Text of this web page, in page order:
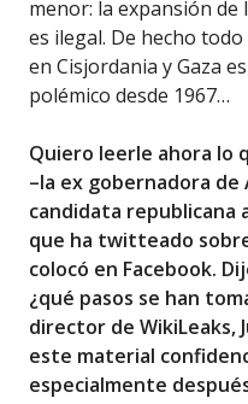
menor: la expansión de
es ilegal. De hecho
en Cisjordania y Gaza
polémico desde 1967…
Quiero leerle ahora lo
–la ex gobernadora de
candidata republicana
que ha twitteado
colocó en Facebook.
¿qué pasos se han
director de WikiLeaks,
este material
especialmente